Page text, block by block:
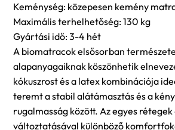
Keménység: közepesen kemény
Maximális terhelhetőség: 130 kg
Gyártási idő: 3-4 hét
A biomatracok elsősorban
alapanyagaiknak köszönhetik
kókuszrost és a latex kombinációja
teremt a stabil alátámasztás és a
rugalmasság között. Az egyes
változtatásával különböző